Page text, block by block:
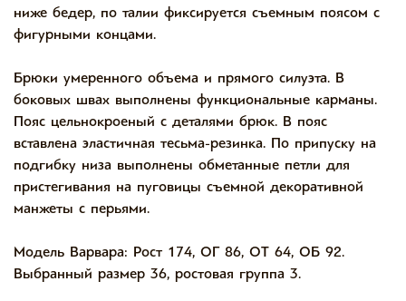
ниже бедер, по талии фиксируется съемным поясом с
фигурными концами.
Брюки умеренного объема и прямого силуэта. В
боковых швах выполнены функциональные карманы.
Пояс цельнокроеный с деталями брюк. В пояс
вставлена эластичная тесьма-резинка. По припуску на
подгибку низа выполнены обметанные петли для
пристегивания на пуговицы съемной декоративной
манжеты с перьями.
Модель Варвара: Рост 174, ОГ 86, ОТ 64, ОБ 92.
Выбранный размер 36, ростовая группа 3.